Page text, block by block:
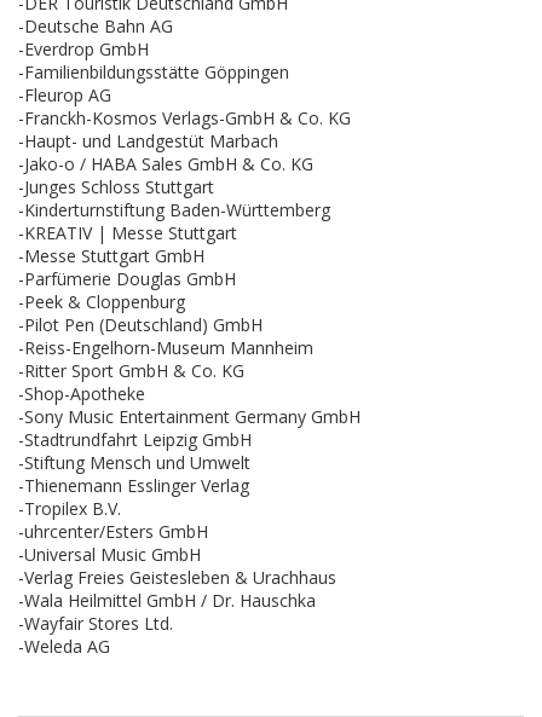
-Deutsche Bahn AG
-Everdrop GmbH
-Familienbildungsstätte Göppingen
-Fleurop AG
-Franckh-Kosmos Verlags-GmbH & Co. KG
-Haupt- und Landgestüt Marbach
-Jako-o / HABA Sales GmbH & Co. KG
-Junges Schloss Stuttgart
-Kinderturnstiftung Baden-Württemberg
-KREATIV | Messe Stuttgart
-Messe Stuttgart GmbH
-Parfümerie Douglas GmbH
-Peek & Cloppenburg
-Pilot Pen (Deutschland) GmbH
-Reiss-Engelhorn-Museum Mannheim
-Ritter Sport GmbH & Co. KG
-Shop-Apotheke
-Sony Music Entertainment Germany GmbH
-Stadtrundfahrt Leipzig GmbH
-Stiftung Mensch und Umwelt
-Thienemann Esslinger Verlag
-Tropilex B.V.
-uhrcenter/Esters GmbH
-Universal Music GmbH
-Verlag Freies Geistesleben & Urachhaus
-Wala Heilmittel GmbH / Dr. Hauschka
-Wayfair Stores Ltd.
-Weleda AG